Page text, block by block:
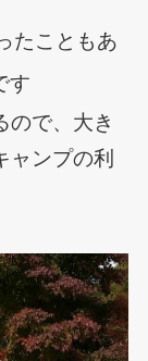
たこともあ
す
ので、大き
ャンプの利